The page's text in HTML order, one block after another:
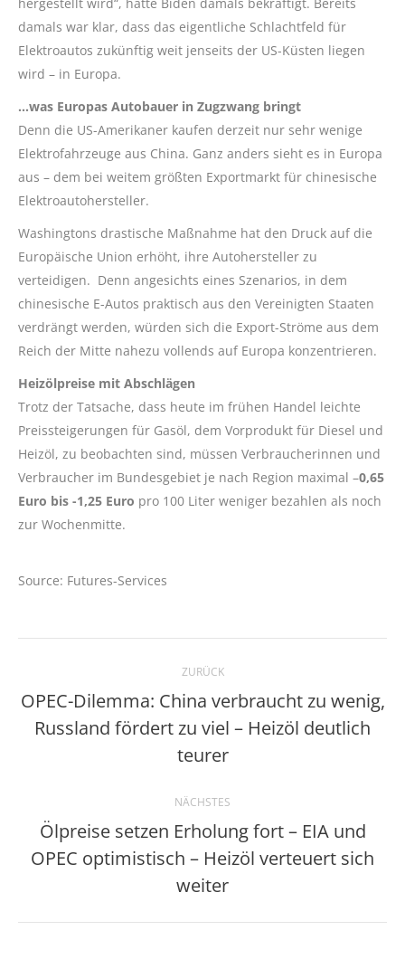
damals war klar, dass das eigentliche Schlachtfeld für
Elektroautos zukünftig weit jenseits der US-Küsten liegen
wird – in Europa.
…was Europas Autobauer in Zugzwang bringt
Denn die US-Amerikaner kaufen derzeit nur sehr wenige
Elektrofahrzeuge aus China. Ganz anders sieht es in Europa
aus – dem bei weitem größten Exportmarkt für chinesische
Elektroautohersteller.
Washingtons drastische Maßnahme hat den Druck auf die
Europäische Union erhöht, ihre Autohersteller zu
verteidigen. Denn angesichts eines Szenarios, in dem
chinesische E-Autos praktisch aus den Vereinigten Staaten
verdrängt werden, würden sich die Export-Ströme aus dem
Reich der Mitte nahezu vollends auf Europa konzentrieren.
Heizölpreise mit Abschlägen
Trotz der Tatsache, dass heute im frühen Handel leichte
Preissteigerungen für Gasöl, dem Vorprodukt für Diesel und
Heizöl, zu beobachten sind, müssen Verbraucherinnen und
Verbraucher im Bundesgebiet je nach Region maximal –0,65
Euro bis -1,25 Euro pro 100 Liter weniger bezahlen als noch
zur Wochenmitte.
Source: Futures-Services
Kommentarnavigation
ZURÜCK
Vorheriger
Beitrag:
OPEC-Dilemma: China verbraucht zu wenig,
Russland fördert zu viel – Heizöl deutlich
teurer
NÄCHSTES
Nächster
Beitrag:
Ölpreise setzen Erholung fort – EIA und
OPEC optimistisch – Heizöl verteuert sich
weiter